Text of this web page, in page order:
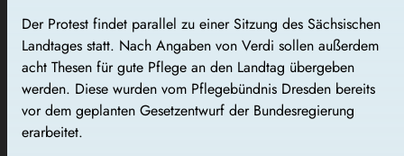
Der Protest findet parallel zu einer Sitzung des Sächsischen
Landtages statt. Nach Angaben von Verdi sollen außerdem
acht Thesen für gute Pflege an den Landtag übergeben
werden. Diese wurden vom Pflegebündnis Dresden bereits
vor dem geplanten Gesetzentwurf der Bundesregierung
erarbeitet.